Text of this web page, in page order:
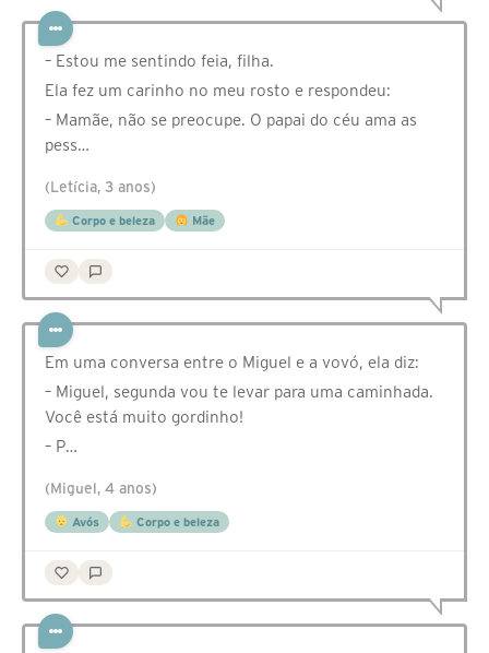
– Estou me sentindo feia, filha.
Ela fez um carinho no meu rosto e respondeu:
– Mamãe, não se preocupe. O papai do céu ama as
pess…
(Letícia, 3 anos)
Corpo e beleza Mãe
Em uma conversa entre o Miguel e a vovó, ela diz:
– Miguel, segunda vou te levar para uma caminhada.
Você está muito gordinho!
– P…
(Miguel, 4 anos)
Avós Corpo e beleza